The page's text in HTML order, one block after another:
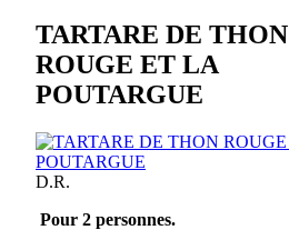
TARTARE DE THON
ROUGE ET LA
POUTARGUE
D.R.
Pour 2 personnes.